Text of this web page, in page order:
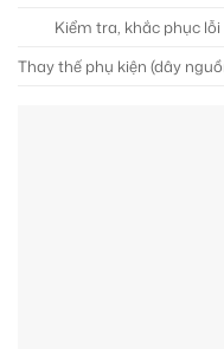
Kiểm tra, khắc phục lỗi
Thay thế phụ kiện (dây